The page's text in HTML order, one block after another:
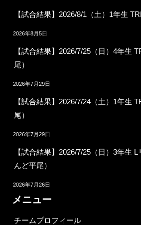
【試合結果】2026/8/1（土）1年生
2026年8月5日
【試合結果】2026/7/25（日）4年生
尾）
2026年7月29日
【試合結果】2026/7/24（土）1年生
尾）
2026年7月29日
【試合結果】2026/7/25（日）3年生
んど平尾）
2026年7月26日
メニュー
チームプロフィール